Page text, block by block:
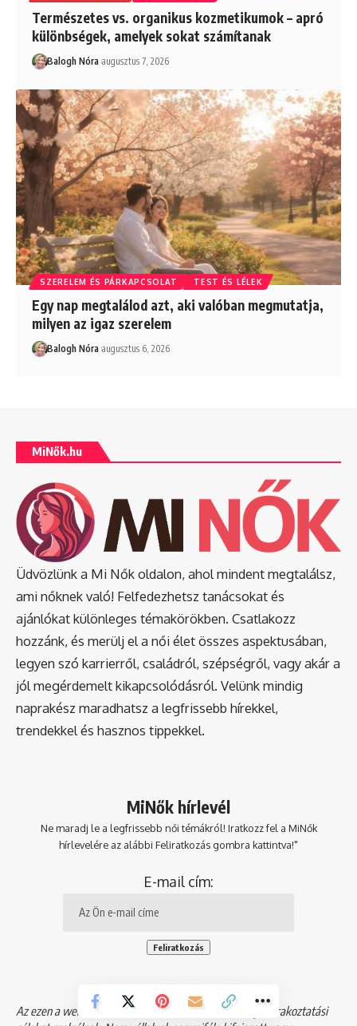
Természetes vs. organikus kozmetikumok – apró
különbségek, amelyek sokat számítanak
Balogh Nóra augusztus 7, 2026
SZERELEM ÉS PÁRKAPCSOLAT TEST ÉS LÉLEK
Egy nap megtalálod azt, aki valóban megmutatja,
milyen az igaz szerelem
Balogh Nóra augusztus 6, 2026
MiNők.hu
Üdvözlünk a Mi Nők oldalon, ahol mindent megtalálsz,
ami nőknek való! Felfedezhetsz tanácsokat és
ajánlókat különleges témakörökben. Csatlakozz
hozzánk, és merülj el a női élet összes aspektusában,
legyen szó karrierről, családról, szépségről, vagy akár a
jól megérdemelt kikapcsolódásról. Velünk mindig
naprakész maradhatsz a legfrissebb hírekkel,
trendekkel és hasznos tippekkel.
MiNők hírlevél
Ne maradj le a legfrissebb női témákról! Iratkozz fel a MiNők
hírlevelére az alábbi Feliratkozás gombra kattintva!"
E-mail cím:
Az ezen a weboldalon található információk kizárólag szórakoztatási